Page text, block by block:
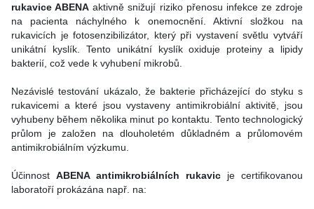
rukavice ABENA aktivně snižují riziko přenosu infekce ze zdroje
na pacienta náchylného k onemocnění. Aktivní složkou na
rukavicích je fotosenzibilizátor, který při vystavení světlu vytváří
unikátní kyslík. Tento unikátní kyslík oxiduje proteiny a lipidy
bakterií, což vede k vyhubení mikrobů.
Nezávislé testování ukázalo, že bakterie přicházející do styku s
rukavicemi a které jsou vystaveny antimikrobiální aktivitě, jsou
vyhubeny během několika minut po kontaktu. Tento technologický
průlom je založen na dlouholetém důkladném a průlomovém
antimikrobiálním výzkumu.
Účinnost ABENA antimikrobiálních rukavic je certifikovanou
laboratoří prokázána např. na: